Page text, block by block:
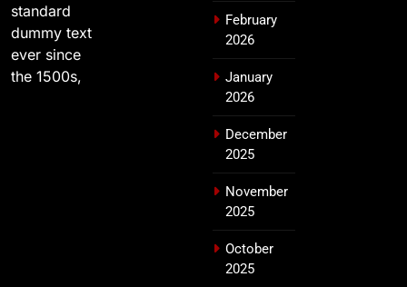
standard
dummy text
ever since
the 1500s,
February
2026
January
2026
December
2025
November
2025
October
2025